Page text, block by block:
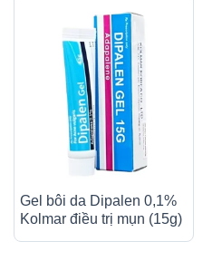
Gel bôi da Dipalen 0,1%
Kolmar điều trị mụn (15g)